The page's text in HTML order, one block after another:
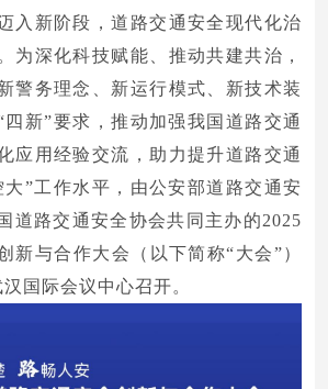
入新阶段，道路交通安全现代化治
为深化科技赋能、推动共建共治，
警务理念、新运行模式、新技术装
新”要求，推动加强我国道路交通
应用经验交流，助力提升道路交通
”工作水平，由公安部道路交通安
道路交通安全协会共同主办的2025
新与合作大会（以下简称“大会”）
国际会议中心召开。